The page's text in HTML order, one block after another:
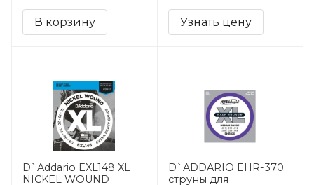
В корзину Узнать цену
D`Addario EXL148 XL
NICKEL WOUND
D`ADDARIO EHR-370
струны для